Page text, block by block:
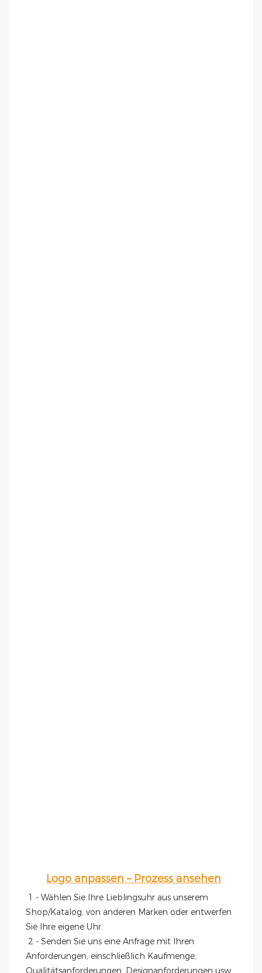
Logo anpassen – Prozess ansehen
1 - Wählen Sie Ihre Lieblingsuhr aus unserem
Shop/Katalog, von anderen Marken oder entwerfen
Sie Ihre eigene Uhr.
Anforderungen, einschließlich Kaufmenge,
Qualitätsanforderungen, Designanforderungen usw.